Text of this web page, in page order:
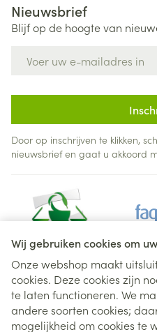
Wij gebruiken cookies om
Onze webshop maakt
cookies. Deze cookies zijn
te laten functioneren. We
andere soorten cookies;
mogelijkheid om cookies te
Nieuwsbrief
Blijf op de hoogte van
Door op inschrijven te klikken,
nieuwsbrief en gaat u akkoord
Juridische links